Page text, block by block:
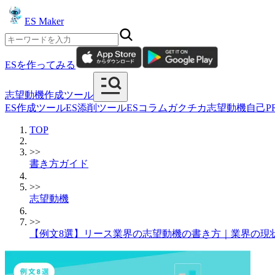
ES Maker
ESを作ってみる
志望動機作成ツール
ES作成ツールES添削ツールESコラム ガクチカ志望動機自己
TOP
>>
書き方ガイド
>>
志望動機
>>
【例文8選】リース業界の志望動機の書き方｜業界の現